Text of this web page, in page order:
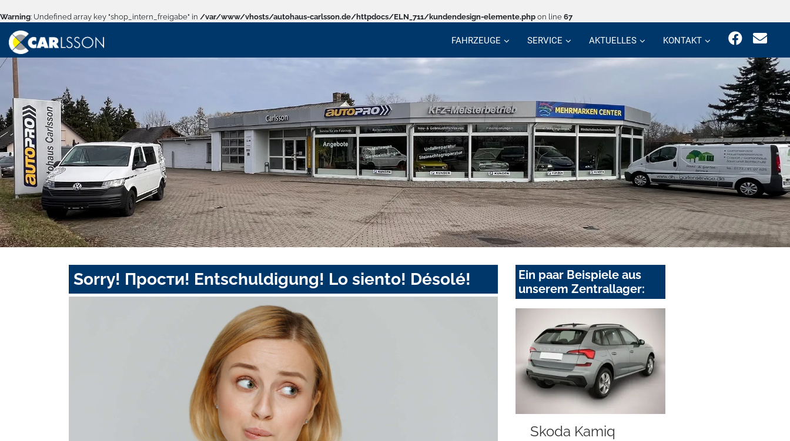
Warning: Undefined array key "shop_intern_freigabe" in /var/www/vhosts/autohaus-carlsson.de/httpdocs/ELN_711/kundendesign-elemente.php on line 67
FAHRZEUGE SERVICE AKTUELLES KONTAKT
Sorry! Прости! Entschuldigung! Lo siento! Désolé!
Ein paar Beispiele aus
unserem Zentrallager:
Skoda Kamiq